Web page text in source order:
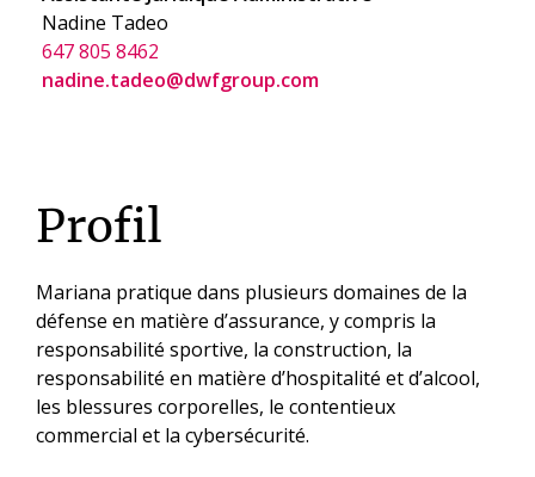
Nadine Tadeo
647 805 8462
nadine.tadeo@dwfgroup.com
Profil
Mariana pratique dans plusieurs domaines de la
défense en matière d’assurance, y compris la
responsabilité sportive, la construction, la
responsabilité en matière d’hospitalité et d’alcool,
les blessures corporelles, le contentieux
commercial et la cybersécurité.